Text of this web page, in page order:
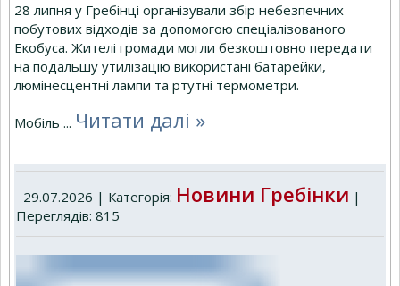
28 липня у Гребінці організували збір небезпечних
побутових відходів за допомогою спеціалізованого
Екобуса. Жителі громади могли безкоштовно передати
на подальшу утилізацію використані батарейки,
люмінесцентні лампи та ртутні термометри.
Мобіль ... Читати далі »
29.07.2026 | Категорія: Новини Гребінки |
Переглядів: 815